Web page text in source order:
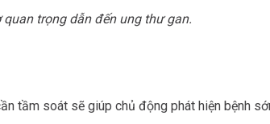
trọng dẫn đến ung thư gan.
tầm soát sẽ giúp chủ động phát hiện bệnh